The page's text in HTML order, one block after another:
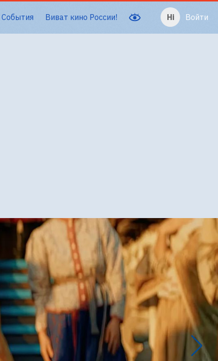
События Виват кино России! Войти